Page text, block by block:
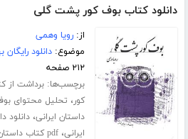
دانلود کتاب بوف کور پشت گلی
از:رویا وهمی
موضوع:دانلود
۲۱۲ صفحه
برچسب‌ها:برداشت از
کور، تحلیل محتوای
داستان ایرانی،دانلود
ایرانی،pdf کتاب داستان رایگان